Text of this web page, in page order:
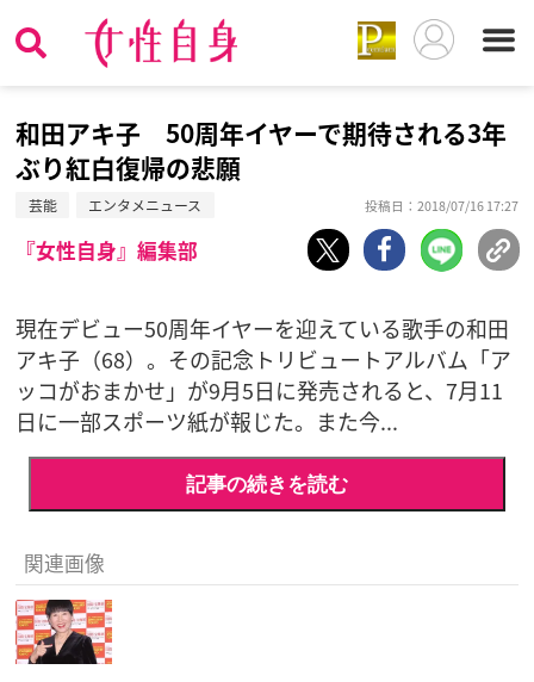
和田アキ子 50周年イヤーで期待される3年
ぶり紅白復帰の悲願
芸能 エンタメニュース 投稿日：2018/07/16 17:27
『女性自身』編集部
現在デビュー50周年イヤーを迎えている歌手の和田
アキ子（68）。その記念トリビュートアルバム「ア
ッコがおまかせ」が9月5日に発売されると、7月11
日に一部スポーツ紙が報じた。また今...
記事の続きを読む
関連画像